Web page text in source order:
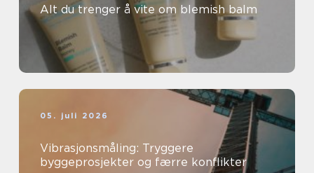
Alt du trenger å vite om blemish balm
05. juli 2026
Vibrasjonsmåling: Tryggere
byggeprosjekter og færre konflikter